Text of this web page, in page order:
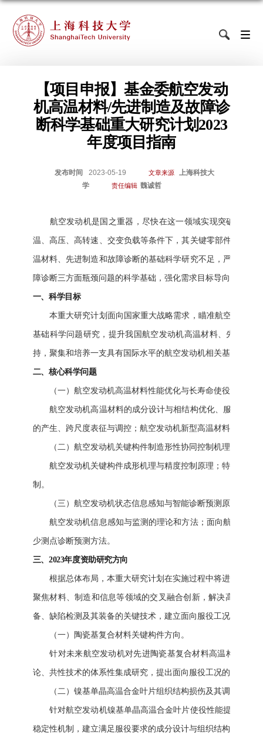
【项目申报】基金委航空发动
机高温材料/先进制造及故障诊
断科学基础重大研究计划2023
年度项目指南
发布时间 2023-05-19 文章来源
上海科技大
学
责任编辑 魏诚哲
航空发动机是国之重器，尽快在这一领域实现突破，对于
温、高压、高转速、交变负载等条件下，其关键零部件材料制
温材料、先进制造和故障诊断的基础科学研究不足，严重制约
障诊断三方面瓶颈问题的科学基础，强化需求目标导向和成果
一、科学目标
本重大研究计划面向国家重大战略需求，瞄准航空发动机
基础科学问题研究，提升我国航空发动机高温材料、先进制
持，聚集和培养一支具有国际水平的航空发动机相关基础研究
二、核心科学问题
（一）航空发动机高温材料性能优化与长寿命使役稳定性。
航空发动机高温材料的成分设计与相结构优化、服役条件
的产生、跨尺度表征与调控；航空发动机新型高温材料的探索
（二）航空发动机关键构件制造形性协同控制机理。
航空发动机关键构件成形机理与精度控制原理；特种/复合
制。
（三）航空发动机状态信息感知与智能诊断预测原理。
航空发动机信息感知与监测的理论和方法；面向航空发动
少测点诊断预测方法。
三、2023年度资助研究方向
根据总体布局，本重大研究计划在实施过程中将进一步聚焦
聚焦材料、制造和信息等领域的交叉融合创新，解决高温构
备、缺陷检测及其装备的关键技术，建立面向服役工况的构件
（一）陶瓷基复合材料关键构件方向。
针对未来航空发动机对先进陶瓷基复合材料高温构件的需
论、共性技术的体系性集成研究，提出面向服役工况的考核指
（二）镍基单晶高温合金叶片组织结构损伤及其调控研究。
针对航空发动机镍基单晶高温合金叶片使役性能提升的材
稳定性机制，建立满足服役要求的成分设计与组织结构标准图